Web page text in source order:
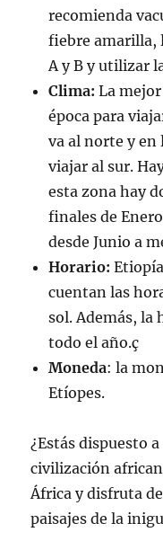
recomienda
fiebre amarilla,
A y B y utilizar
Clima: La mejor
época para
va al norte y en
viajar al sur.
esta zona hay
finales de
desde Junio a
Horario:
cuentan las
sol. Además, la
todo el año.ç
Moneda: la
Etíopes.
¿Estás dispuesto
civilización
África y disfruta
paisajes de la